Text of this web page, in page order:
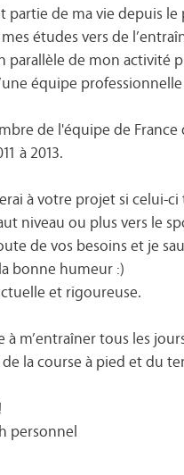
partie de ma vie depuis le
études vers de
parallèle de mon activité
équipe
de l'équipe de
à 2013.
à votre projet si celui-
niveau ou plus vers le
de vos besoins et je
bonne humeur :)
et rigoureuse.
à m’entraîner tous les
la course à pied et du
personnel